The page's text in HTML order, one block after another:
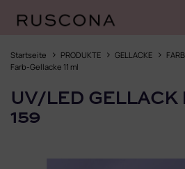
Inhalt
springen
Startseite PRODUKTE GELLACKE
Farb-Gellacke 11 ml
UV/LED GELLACK
159